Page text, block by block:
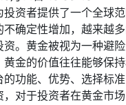
投资者提供了一个全球
确定性增加，越来越
。黄金被视为一种避
金的价值往往能够保
功能、优势、选择标
对于投资者在黄金市